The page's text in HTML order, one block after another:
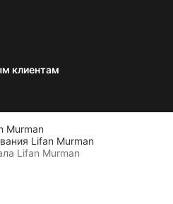
клиентам
Murman
Lifan Murman
Lifan Murman